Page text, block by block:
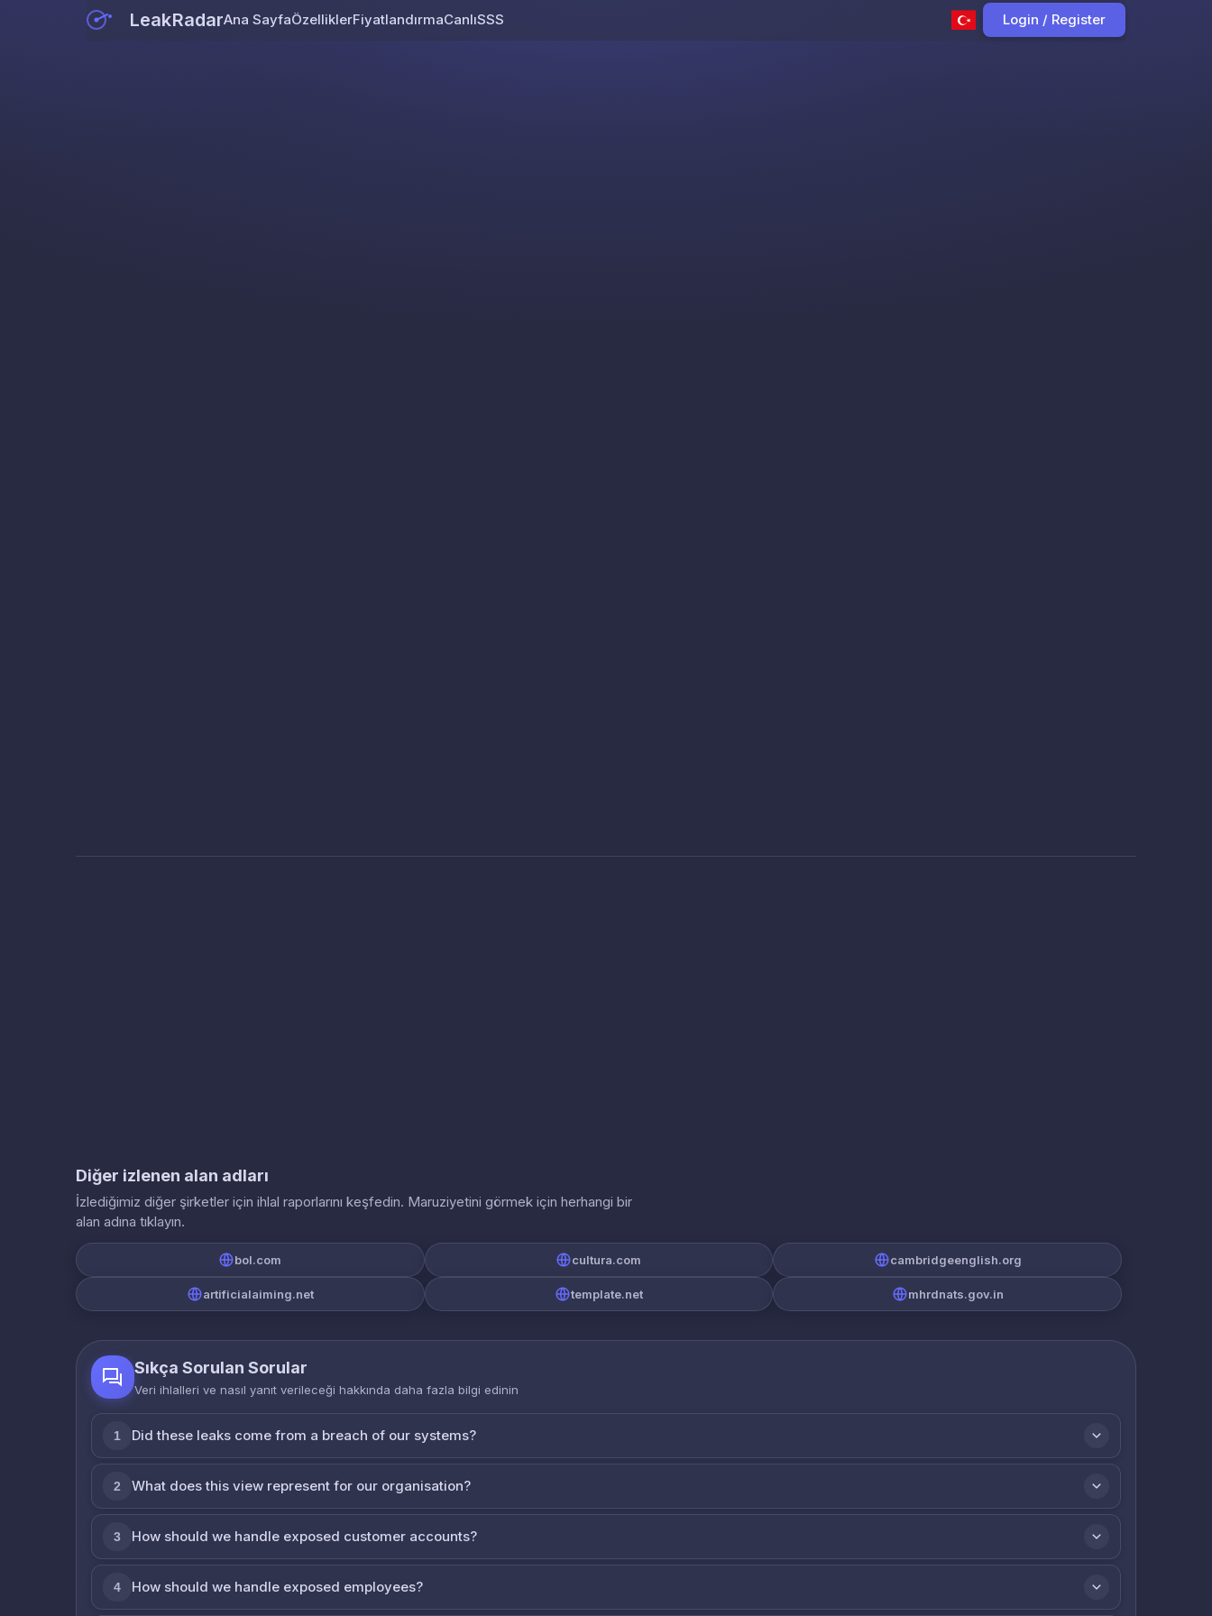
LeakRadarAna SayfaÖzelliklerFiyatlandırmaCanlıSSS Login / Register
Diğer izlenen alan adları
İzlediğimiz diğer şirketler için ihlal raporlarını keşfedin. Maruziyetini görmek için herhangi bir
alan adına tıklayın.
bol.com cultura.com cambridgeenglish.org
artificialaiming.net template.net mhrdnats.gov.in
Sıkça Sorulan Sorular
Veri ihlalleri ve nasıl yanıt verileceği hakkında daha fazla bilgi edinin
1 Did these leaks come from a breach of our systems?
2 What does this view represent for our organisation?
3 How should we handle exposed customer accounts?
4 How should we handle exposed employees?